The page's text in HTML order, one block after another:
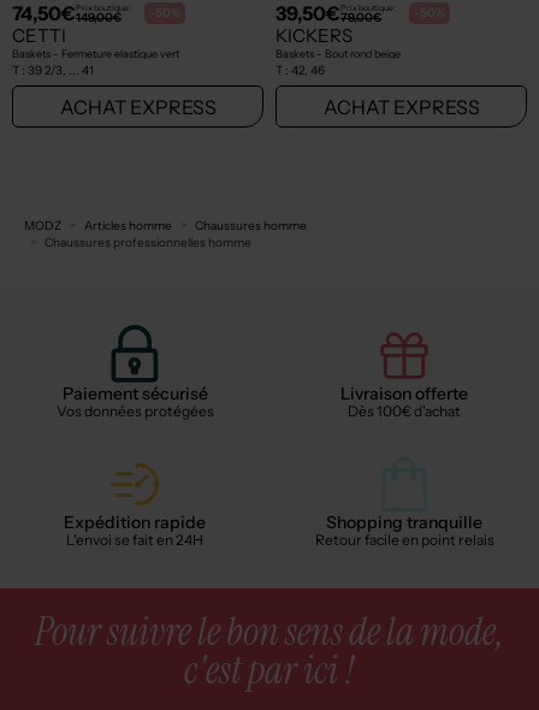
74,50€Prix boutique :
149,00€ -50%
CETTI
Baskets - Fermeture elastique vert
T : 39 2/3, ... 41
ACHAT EXPRESS
39,50€Prix boutique :
79,00€ -50%
KICKERS
Baskets - Bout rond beige
T : 42, 46
ACHAT EXPRESS
MODZ Articles homme
Chaussures homme
Chaussures professionnelles homme
Paiement sécurisé
Vos données protégées
Livraison offerte
Dès 100€ d'achat
Expédition rapide
L'envoi se fait en 24H
Shopping tranquille
Retour facile en point relais
Pour suivre le bon sens de la mode,
c'est par ici !